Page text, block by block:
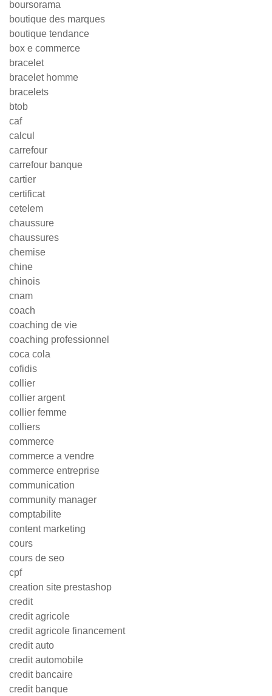
boursorama
boutique des marques
boutique tendance
box e commerce
bracelet
bracelet homme
bracelets
btob
caf
calcul
carrefour
carrefour banque
cartier
certificat
cetelem
chaussure
chaussures
chemise
chine
chinois
cnam
coach
coaching de vie
coaching professionnel
coca cola
cofidis
collier
collier argent
collier femme
colliers
commerce
commerce a vendre
commerce entreprise
communication
community manager
comptabilite
content marketing
cours
cours de seo
cpf
creation site prestashop
credit
credit agricole
credit agricole financement
credit auto
credit automobile
credit bancaire
credit banque